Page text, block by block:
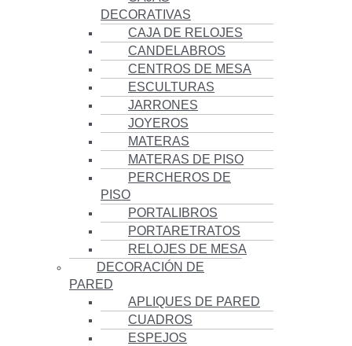
DECORATIVAS
CAJA DE RELOJES
CANDELABROS
CENTROS DE MESA
ESCULTURAS
JARRONES
JOYEROS
MATERAS
MATERAS DE PISO
PERCHEROS DE
PISO
PORTALIBROS
PORTARETRATOS
RELOJES DE MESA
DECORACIÓN DE
PARED
APLIQUES DE PARED
CUADROS
ESPEJOS